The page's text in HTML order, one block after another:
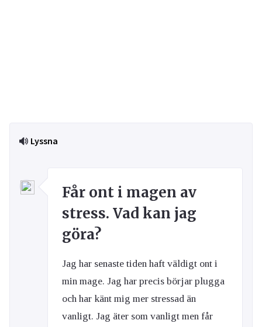
Lyssna
Får ont i magen av
stress. Vad kan jag
göra?
Jag har senaste tiden haft väldigt ont i
min mage. Jag har precis börjar plugga
och har känt mig mer stressad än
vanligt. Jag äter som vanligt men får